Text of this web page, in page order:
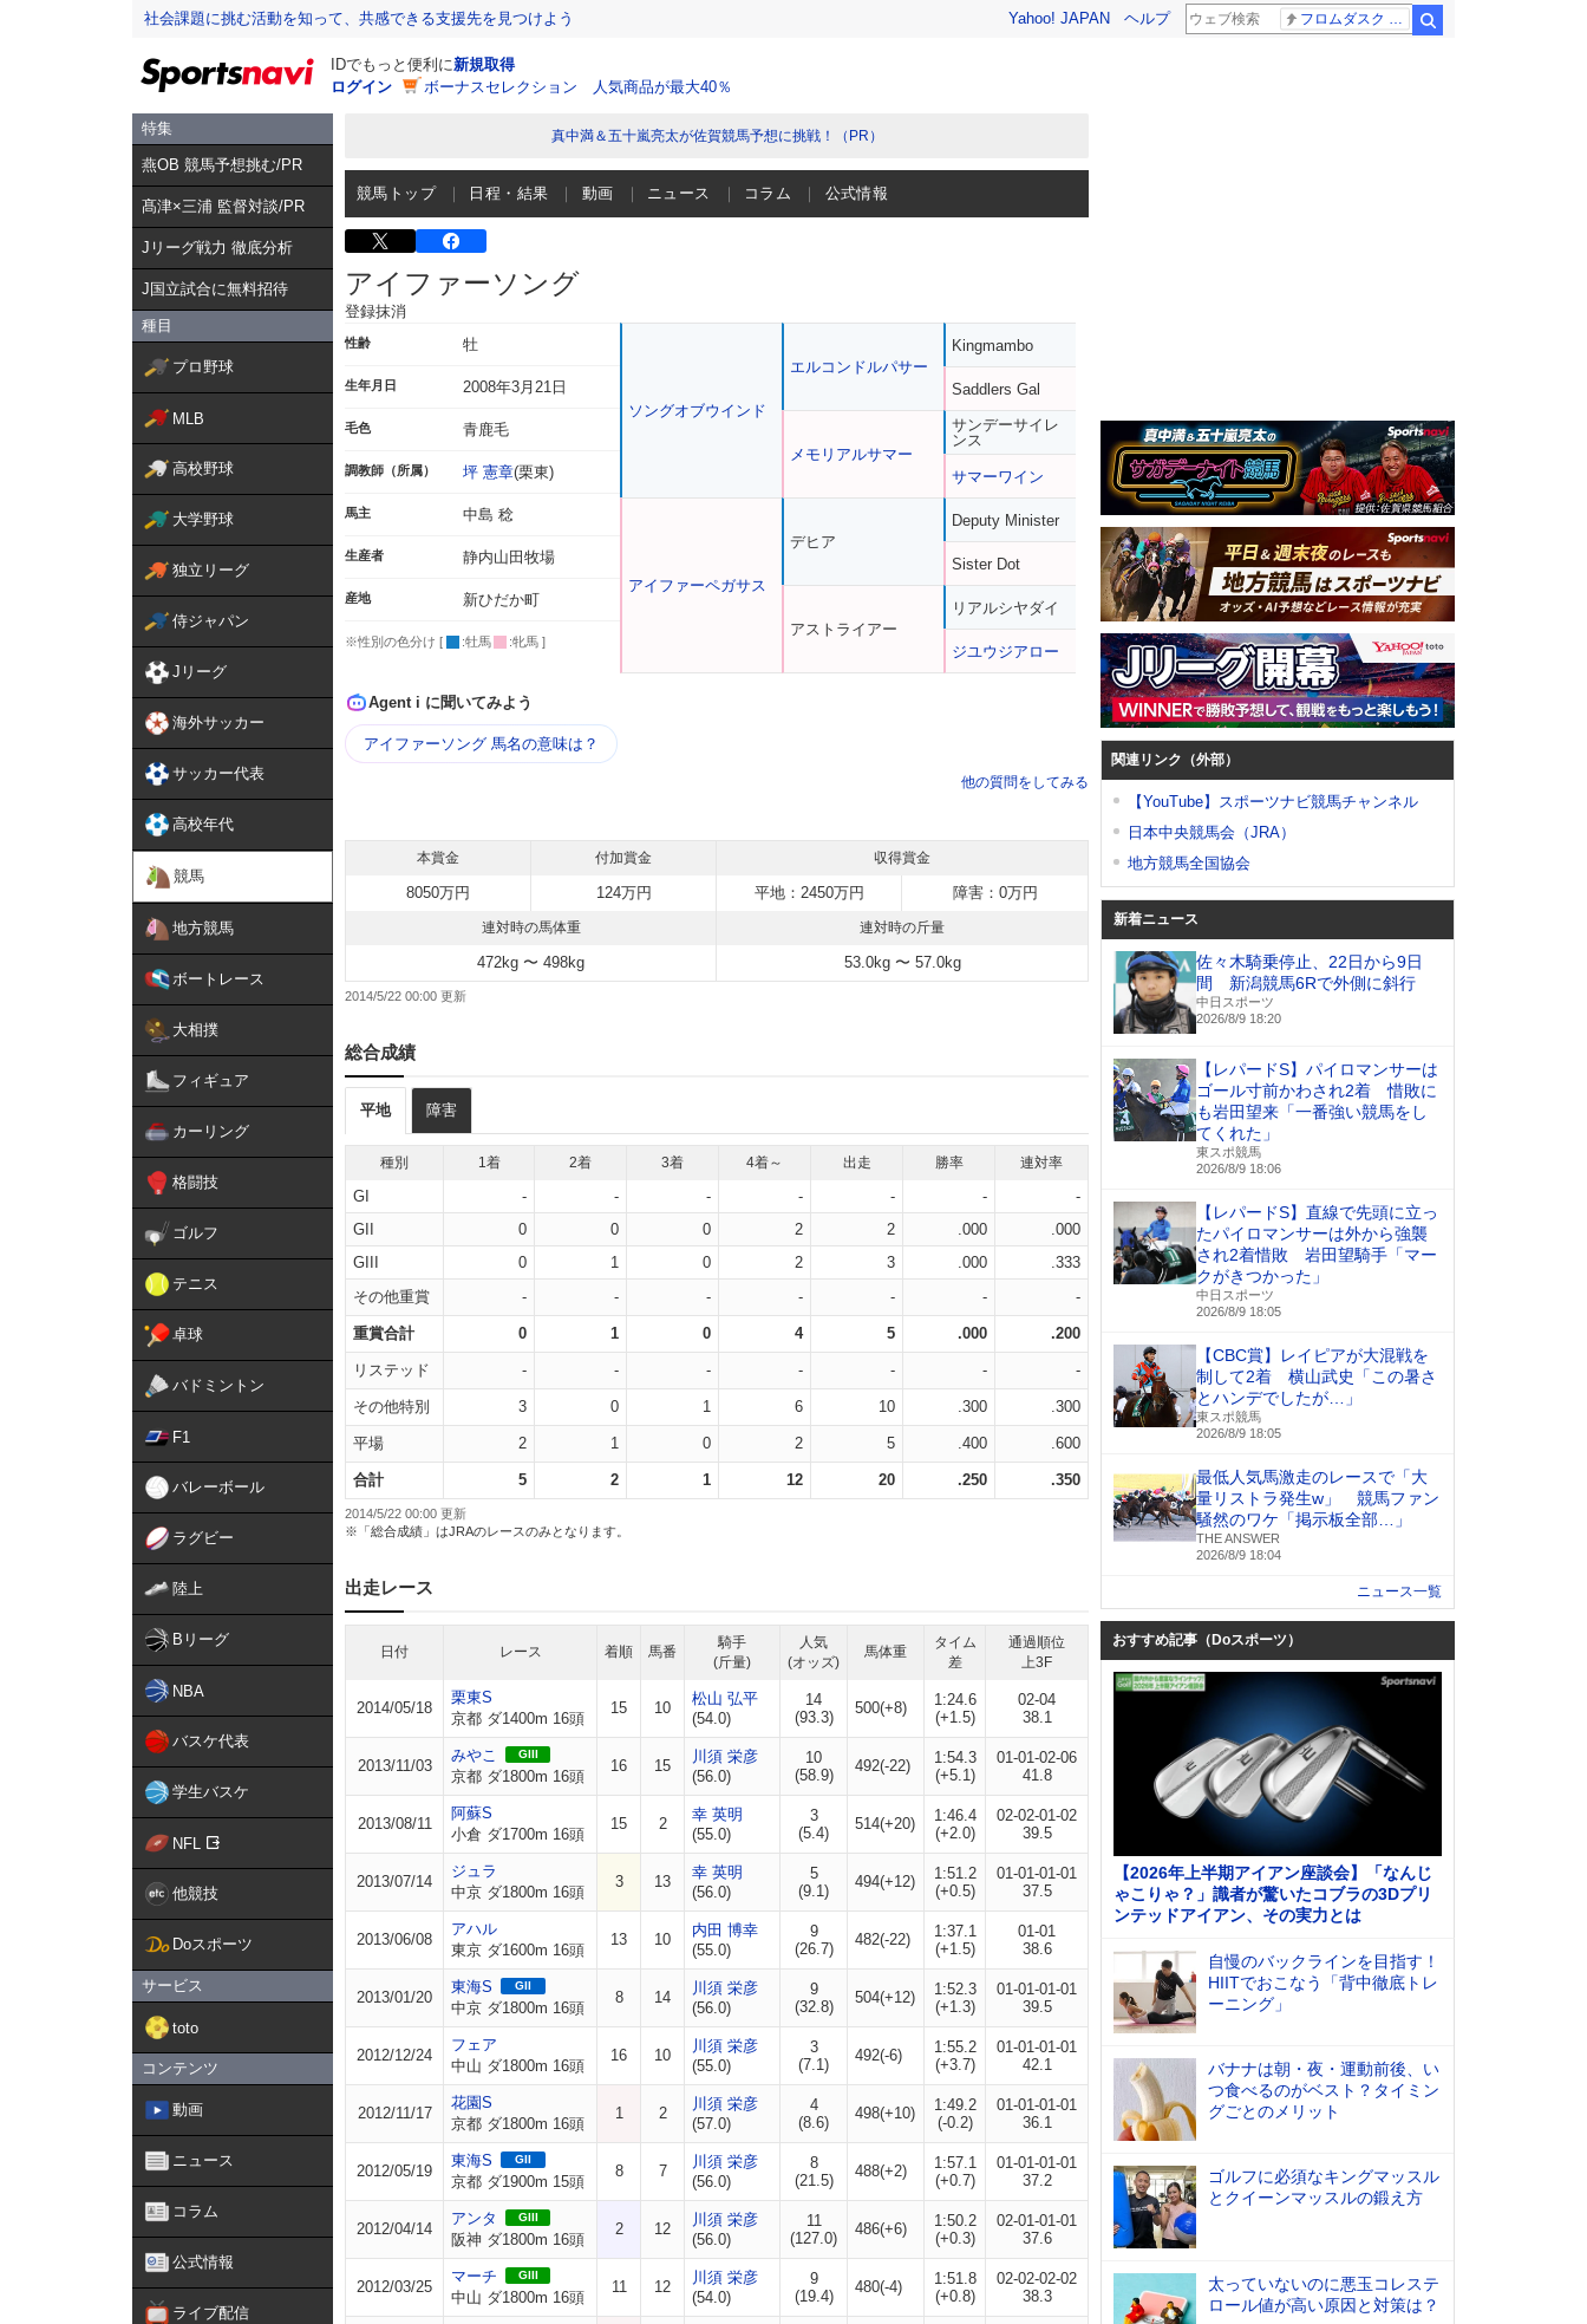
社会課題に挑む活動を知って、共感できる支援先を見つけよう Yahoo! JAPAN ヘルプ
IDでもっと便利に新規取得
ログイン
ボーナスセレクション 人気商品が最大40％
特集
燕OB 競馬予想挑む/PR
髙津×三浦 監督対談/PR
Jリーグ戦力 徹底分析
J国立試合に無料招待
種目
プロ野球
MLB
高校野球
大学野球
独立リーグ
侍ジャパン
Jリーグ
海外サッカー
サッカー代表
高校年代
競馬
地方競馬
ボートレース
大相撲
フィギュア
カーリング
格闘技
ゴルフ
テニス
卓球
バドミントン
F1
バレーボール
ラグビー
陸上
Bリーグ
NBA
バスケ代表
学生バスケ
NFL
他競技
Doスポーツ
サービス
toto
コンテンツ
動画
ニュース
コラム
公式情報
ライブ配信
真中満＆五十嵐亮太が佐賀競馬予想に挑戦！（PR）
競馬トップ 日程・結果 動画 ニュース コラム 公式情報
アイファーソング
登録抹消
性齢 牡
生年月日 2008年3月21日
毛色 青鹿毛
調教師（所属） 坪 憲章(栗東)
馬主 中島 稔
生産者 静内山田牧場
産地 新ひだか町
※性別の色分け [ :牡馬 :牝馬 ]
ソングオブウインド
アイファーペガサス
エルコンドルパサー
メモリアルサマー
デヒア
アストライアー
Kingmambo
Saddlers Gal
サンデーサイレ
ンス
サマーワイン
Deputy Minister
Sister Dot
リアルシヤダイ
ジユウジアロー
Agent i に聞いてみよう
アイファーソング 馬名の意味は？
他の質問をしてみる
本賞金 付加賞金 収得賞金
8050万円 124万円 平地：2450万円 障害：0万円
連対時の馬体重 連対時の斤量
472kg 〜 498kg 53.0kg 〜 57.0kg
2014/5/22 00:00
総合成績
平地 障害
種別 1着 2着 3着 4着～ 出走 勝率 連対率
GI - - - - - -
-
GII
0 0 0 2 2 .000
.000
GIII
0 1 0 2 3 .000
.333
その他重賞
- - - - - - -
重賞合計 0 1 0 4 5 .000 .200
リステッド - - - - - - -
その他特別 3 0 1 6 10 .300 .300
平場 2 1 0 2 5 .400 .600
合計 5 2 1 12 20 .250 .350
2014/5/22 00:00 更新
※「総合成績」はJRAのレースのみとなります。
出走レース
日付 レース 着順 馬番
騎手
(斤量)
人気
(オッズ)
馬体重
タイム
差
通過順位
上3F
2014/05/18
栗東S
京都 ダ1400m 16頭
15 10
松山 弘平
(54.0)
14
(93.3)
500(+8)
1:24.6
(+1.5)
02-04
38.1
2013/11/03
みやこ GIII
京都 ダ1800m 16頭
16 15
川須 栄彦
(56.0)
10
(58.9)
492(-22)
1:54.3
(+5.1)
01-01-02-06
41.8
2013/08/11
阿蘇S
小倉 ダ1700m 16頭
15 2
幸 英明
(55.0)
3
(5.4)
514(+20)
1:46.4
(+2.0)
02-02-01-02
39.5
2013/07/14
ジュラ
中京 ダ1800m 16頭
3 13
幸 英明
(56.0)
5
(9.1)
494(+12)
1:51.2
(+0.5)
01-01-01-01
37.5
2013/06/08
アハル
東京 ダ1600m 16頭
13 10
内田 博幸
(55.0)
9
(26.7)
482(-22)
1:37.1
(+1.5)
01-01
38.6
2013/01/20
東海S GII
中京 ダ1800m 16頭
8 14
川須 栄彦
(56.0)
9
(32.8)
504(+12)
1:52.3
(+1.3)
01-01-01-01
39.5
2012/12/24
フェア
中山 ダ1800m 16頭
16 10
川須 栄彦
(55.0)
3
(7.1)
492(-6)
1:55.2
(+3.7)
01-01-01-01
42.1
2012/11/17
花園S
京都 ダ1800m 16頭
1 2
川須 栄彦
(57.0)
4
(8.6)
498(+10)
1:49.2
(-0.2)
01-01-01-01
36.1
2012/05/19
東海S GII
京都 ダ1900m 15頭
8 7
川須 栄彦
(56.0)
8
(21.5)
488(+2)
1:57.1
(+0.7)
01-01-01-01
37.2
2012/04/14
アンタ GIII
阪神 ダ1800m 16頭
2 12
川須 栄彦
(56.0)
11
(127.0)
486(+6)
1:50.2
(+0.3)
02-01-01-01
37.6
2012/03/25
マーチ GIII
中山 ダ1800m 16頭
11 12
川須 栄彦
(54.0)
9
(19.4)
480(-4)
1:51.8
(+0.8)
02-02-02-02
38.3
関連リンク（外部）
【YouTube】スポーツナビ競馬チャンネル
日本中央競馬会（JRA）
地方競馬全国協会
新着ニュース
佐々木騎乗停止、22日から9日
間 新潟競馬6Rで外側に斜行
中日スポーツ
2026/8/9 18:20
【レパードS】パイロマンサーは
ゴール寸前かわされ2着 惜敗に
も岩田望来「一番強い競馬をし
てくれた」
東スポ競馬
2026/8/9 18:06
【レパードS】直線で先頭に立っ
たパイロマンサーは外から強襲
され2着惜敗 岩田望騎手「マー
クがきつかった」
中日スポーツ
2026/8/9 18:05
【CBC賞】レイピアが大混戦を
制して2着 横山武史「この暑さ
とハンデでしたが…」
東スポ競馬
2026/8/9 18:05
最低人気馬激走のレースで「大
量リストラ発生w」 競馬ファン
騒然のワケ「掲示板全部…」
THE ANSWER
2026/8/9 18:04
ニュース一覧
おすすめ記事（Doスポーツ）
【2026年上半期アイアン座談会】「なんじ
ゃこりゃ？」識者が驚いたコブラの3Dプリ
ンテッドアイアン、その実力とは
自慢のバックラインを目指す！
HIITでおこなう「背中徹底トレ
ーニング」
バナナは朝・夜・運動前後、い
つ食べるのがベスト？タイミン
グごとのメリット
ゴルフに必須なキングマッスル
とクイーンマッスルの鍛え方
太っていないのに悪玉コレステ
ロール値が高い原因と対策は？